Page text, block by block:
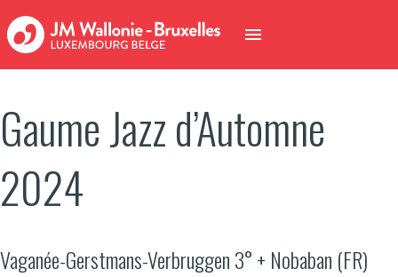
Gaume Jazz d’Automne
2024
Vaganée-Gerstmans-Verbruggen 3° + Nobaban (FR)